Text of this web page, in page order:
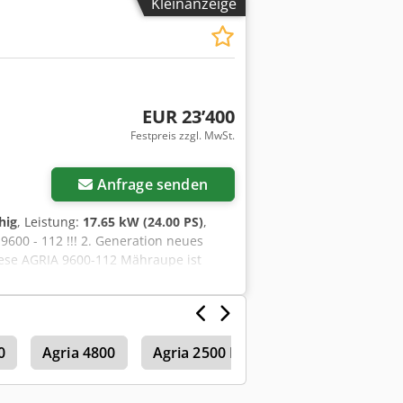
Der Nettopreis beträgt 26.806,-€ //
kostet bundesweit 400,-€ per
werden
EUR 23’400
Festpreis zzgl. MwSt.
Anfrage senden
, Leistung: 17.65 kW (24.00 PS),
9600 - 112 !!! 2. Generation neues
AGRIA 9600-112 Mähraupe ist
lt. Zähler und befindet
aktueller UVP liegt
- Besichtigung / Probefahrt gerne
/ Leasing kann individuell für
Agria 4800 Agria 2500 Hydro